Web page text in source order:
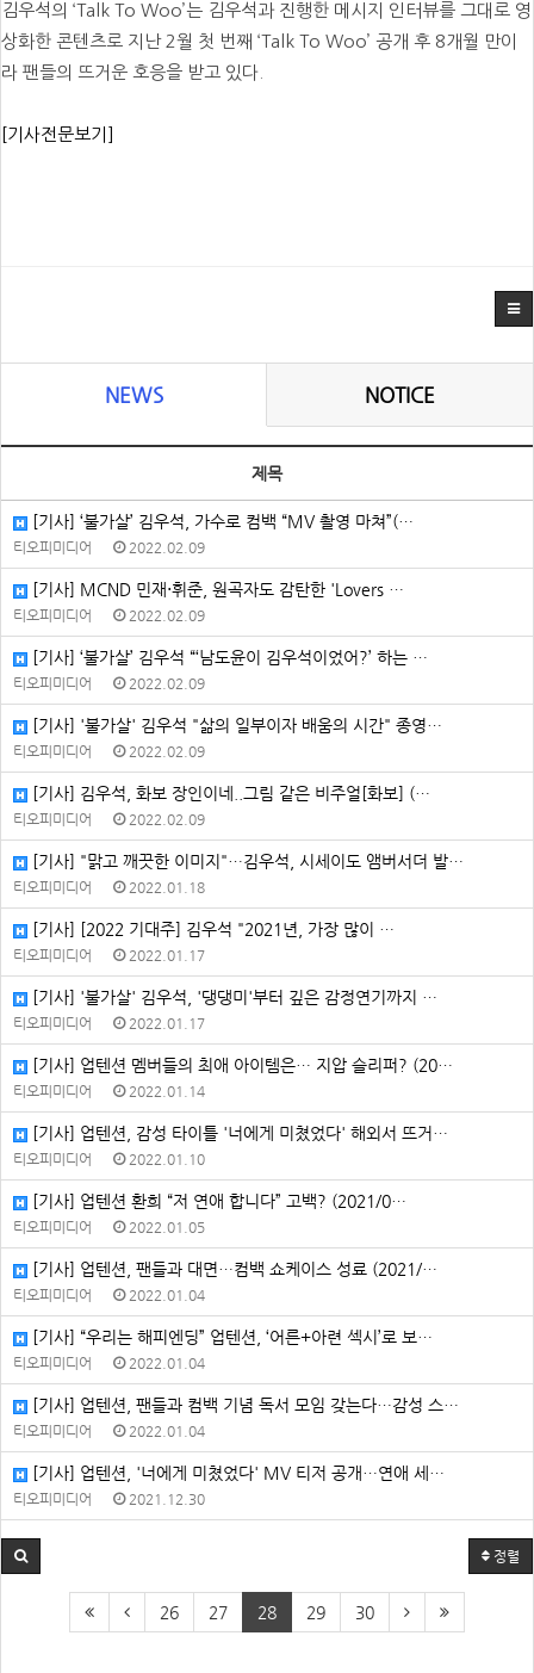
김우석의 ‘Talk To Woo’는 김우석과 진행한 메시지 인터뷰를 그대로 영
상화한 콘텐츠로 지난 2월 첫 번째 ‘Talk To Woo’ 공개 후 8개월 만이
라 팬들의 뜨거운 호응을 받고 있다.
[기사전문보기]
NEWS NOTICE
제목
[기사] ‘불가살’ 김우석, 가수로 컴백 “MV 촬영 마쳐”(…
티오피미디어 2022.02.09
[기사] MCND 민재⋅휘준, 원곡자도 감탄한 'Lovers …
티오피미디어 2022.02.09
[기사] ‘불가살’ 김우석 “‘남도윤이 김우석이었어?’ 하는 …
티오피미디어 2022.02.09
[기사] '불가살' 김우석 "삶의 일부이자 배움의 시간" 종영…
티오피미디어 2022.02.09
[기사] 김우석, 화보 장인이네..그림 같은 비주얼[화보] (…
티오피미디어 2022.02.09
[기사] "맑고 깨끗한 이미지"…김우석, 시세이도 앰버서더 발…
티오피미디어 2022.01.18
[기사] [2022 기대주] 김우석 "2021년, 가장 많이 …
티오피미디어 2022.01.17
[기사] '불가살' 김우석, '댕댕미'부터 깊은 감정연기까지 …
티오피미디어 2022.01.17
[기사] 업텐션 멤버들의 최애 아이템은… 지압 슬리퍼? (20…
티오피미디어 2022.01.14
[기사] 업텐션, 감성 타이틀 '너에게 미쳤었다' 해외서 뜨거…
티오피미디어 2022.01.10
[기사] 업텐션 환희 “저 연애 합니다” 고백? (2021/0…
티오피미디어 2022.01.05
[기사] 업텐션, 팬들과 대면…컴백 쇼케이스 성료 (2021/…
티오피미디어 2022.01.04
[기사] “우리는 해피엔딩” 업텐션, ‘어른+아련 섹시’로 보…
티오피미디어 2022.01.04
[기사] 업텐션, 팬들과 컴백 기념 독서 모임 갖는다…감성 스…
티오피미디어 2022.01.04
[기사] 업텐션, '너에게 미쳤었다' MV 티저 공개…연애 세…
티오피미디어 2021.12.30
정렬
26 27 28 29 30